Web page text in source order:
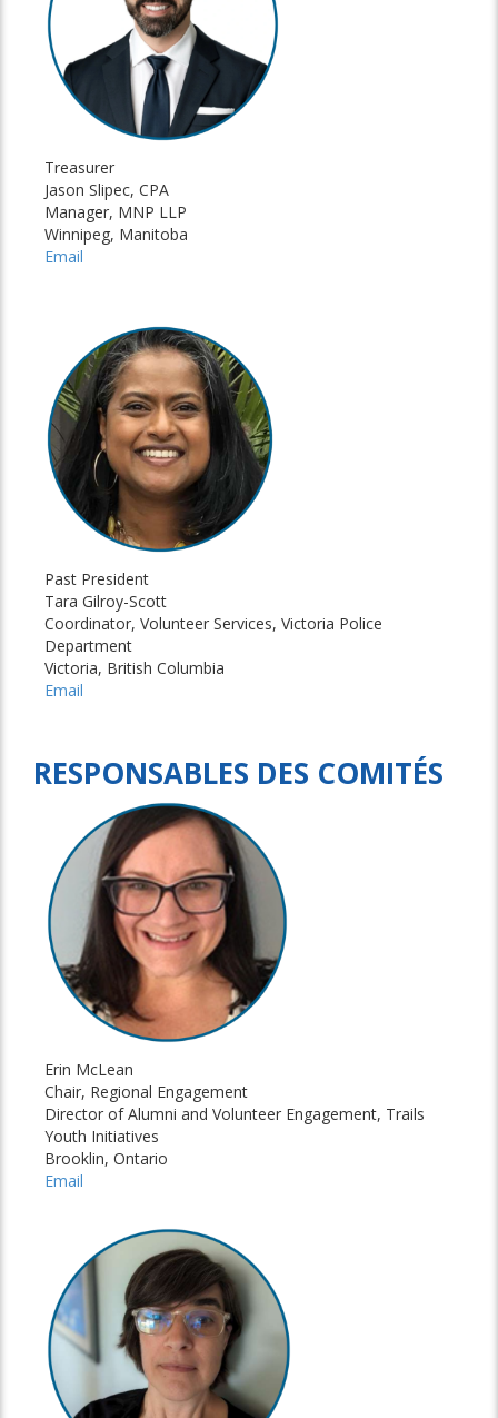
Treasurer
Jason Slipec, CPA
Manager, MNP LLP
Winnipeg, Manitoba
Email
Past President
Tara Gilroy-Scott
Coordinator, Volunteer Services, Victoria Police
Department
Victoria, British Columbia
Email
RESPONSABLES DES COMITÉS
Erin McLean
Chair, Regional Engagement
Director of Alumni and Volunteer Engagement, Trails
Youth Initiatives
Brooklin, Ontario
Email